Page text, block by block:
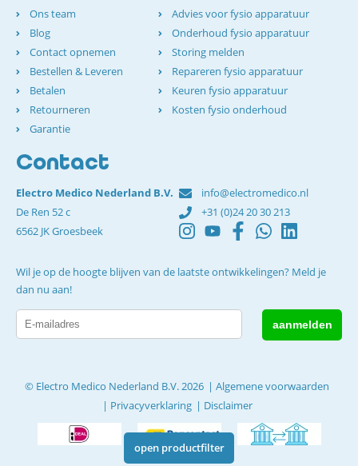
open productfilter
Ons team
Blog
Contact opnemen
Bestellen & Leveren
Betalen
Retourneren
Garantie
Advies voor fysio apparatuur
Onderhoud fysio apparatuur
Storing melden
Repareren fysio apparatuur
Keuren fysio apparatuur
Kosten fysio onderhoud
Contact
Electro Medico Nederland B.V.
De Ren 52 c
6562 JK Groesbeek
info@electromedico.nl
+31 (0)24 20 30 213
Wil je op de hoogte blijven van de laatste ontwikkelingen? Meld je
dan nu aan!
© Electro Medico Nederland B.V. 2026
Algemene voorwaarden
Privacyverklaring
Disclaimer